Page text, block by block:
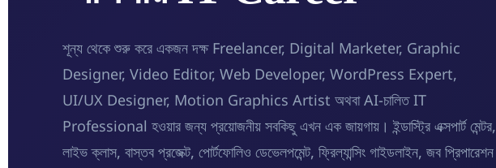
শূন্য থেকে শুরু করে একজন দক্ষ Freelancer, Digital Marketer, Graphic
Designer, Video Editor, Web Developer, WordPress Expert,
UI/UX Designer, Motion Graphics Artist অথবা AI-চালিত IT
Professional হওয়ার জন্য প্রয়োজনীয় সবকিছু এখন এক জায়গায়। ইন্ডাস্ট্রি এক্সপার্ট মেন্টর,
লাইভ ক্লাস, বাস্তব প্রজেক্ট, পোর্টফোলিও ডেভেলপমেন্ট, ফ্রিল্যান্সিং গাইডলাইন, জব প্রিপারেশন